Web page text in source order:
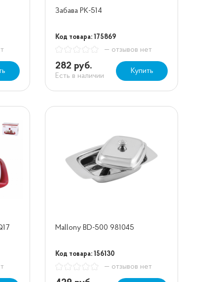
Забава РК-514
Код товара: 175869
— отзывов нет
282 руб.
Есть в наличии
Купить
Mallony BD-500 981045
Код товара: 156130
— отзывов нет